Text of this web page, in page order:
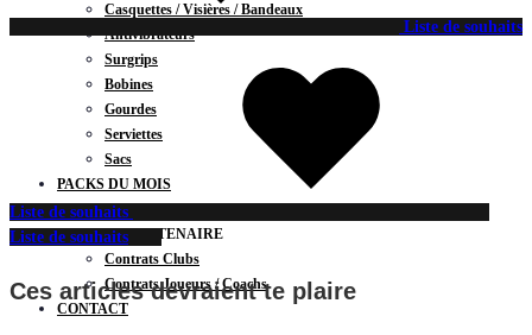
Casquettes / Visières / Bandeaux
Antivibrateurs
Surgrips
Bobines
Gourdes
Serviettes
Sacs
PACKS DU MOIS
CLUBS PARTENAIRES
DEVENIR PARTENAIRE
Contrats Clubs
Contrats Joueurs / Coachs
CONTACT
Liste de souhaits
Liste de souhaits
Liste de souhaits
Ces articles devraient te plaire